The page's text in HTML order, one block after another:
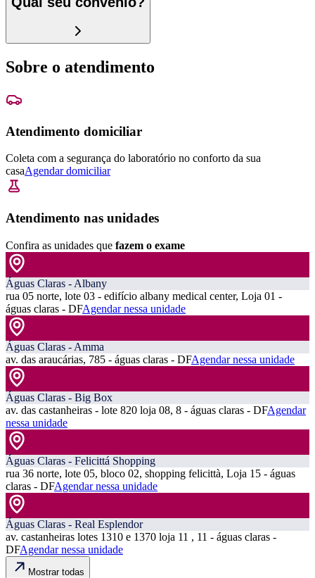
Sobre o atendimento
Atendimento domiciliar
Coleta com a segurança do laboratório no conforto da sua
casaAgendar domiciliar
Atendimento nas unidades
Confira as unidades que fazem o exame
Águas Claras - Albany
rua 05 norte, lote 03 - edifício albany medical center, Loja 01 -
águas claras - DFAgendar nessa unidade
Águas Claras - Amma
av. das araucárias, 785 - águas claras - DFAgendar nessa unidade
Águas Claras - Big Box
av. das castanheiras - lote 820 loja 08, 8 - águas claras - DFAgendar
nessa unidade
Águas Claras - Felicittá Shopping
rua 36 norte, lote 05, bloco 02, shopping felicittà, Loja 15 - águas
claras - DFAgendar nessa unidade
Águas Claras - Real Esplendor
av. castanheiras lotes 1310 e 1370 loja 11 , 11 - águas claras -
DFAgendar nessa unidade
Mostrar todas